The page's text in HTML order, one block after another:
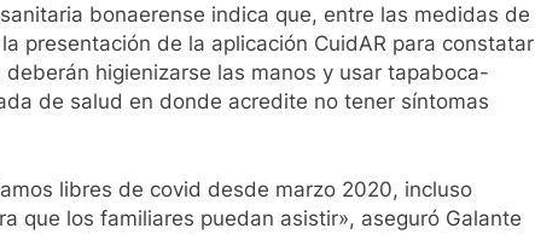
bonaerense indica que, entre las medidas de
presentación de la aplicación CuidAR para constatar
higienizarse las manos y usar tapaboca-
de salud en donde acredite no tener síntomas
libres de covid desde marzo 2020, incluso
que los familiares puedan asistir», aseguró Galante